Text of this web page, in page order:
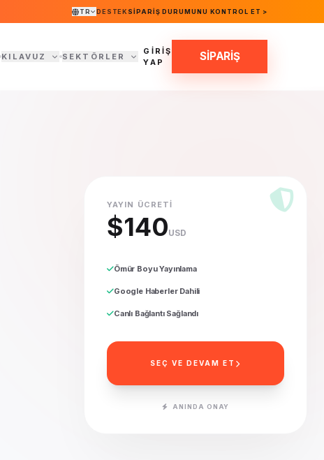
TR DESTEK SIPARIŞ DURUMUNU KONTROL ET >
KILAVUZ SEKTÖRLER
GİRİŞ
YAP
SİPARİŞ
YAYIN ÜCRETI
$140USD
Ömür Boyu Yayınlama
Google Haberler Dahili
Canlı Bağlantı Sağlandı
SEÇ VE DEVAM ET
ANINDA ONAY